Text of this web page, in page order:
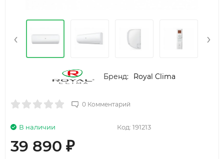
‹ ›
Бренд: Royal Clima
0 Комментарий
Код: 191213
В наличии
39 890 ₽